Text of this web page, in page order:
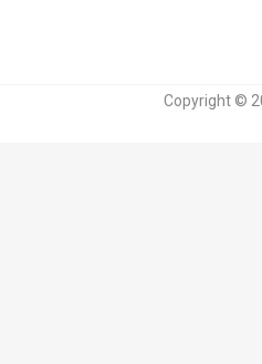
Copyright ©